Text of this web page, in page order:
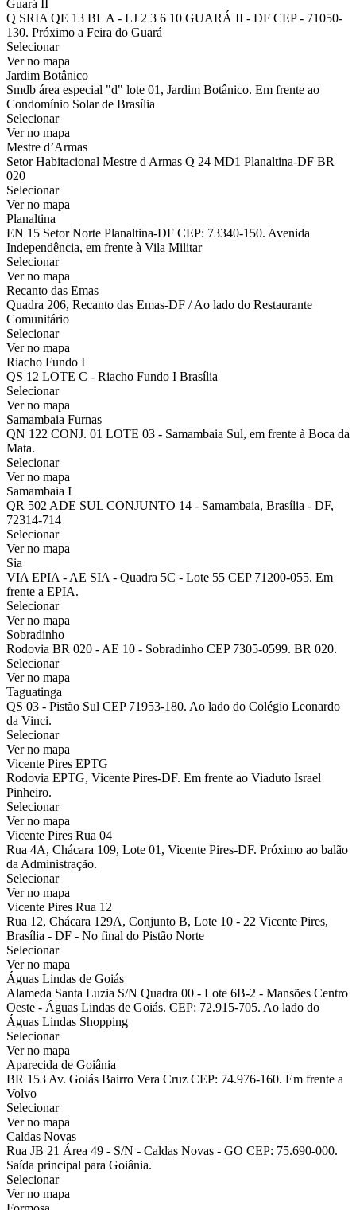
Guará II
Q SRIA QE 13 BL A - LJ 2 3 6 10 GUARÁ II - DF CEP - 71050-
130. Próximo a Feira do Guará
Selecionar
Ver no mapa
Jardim Botânico
Smdb área especial "d" lote 01, Jardim Botânico. Em frente ao
Condomínio Solar de Brasília
Selecionar
Ver no mapa
Mestre d’Armas
Setor Habitacional Mestre d Armas Q 24 MD1 Planaltina-DF BR
020
Selecionar
Ver no mapa
Planaltina
EN 15 Setor Norte Planaltina-DF CEP: 73340-150. Avenida
Independência, em frente à Vila Militar
Selecionar
Ver no mapa
Recanto das Emas
Quadra 206, Recanto das Emas-DF / Ao lado do Restaurante
Comunitário
Selecionar
Ver no mapa
Riacho Fundo I
QS 12 LOTE C - Riacho Fundo I Brasília
Selecionar
Ver no mapa
Samambaia Furnas
QN 122 CONJ. 01 LOTE 03 - Samambaia Sul, em frente à Boca da
Mata.
Selecionar
Ver no mapa
Samambaia I
QR 502 ADE SUL CONJUNTO 14 - Samambaia, Brasília - DF,
72314-714
Selecionar
Ver no mapa
Sia
VIA EPIA - AE SIA - Quadra 5C - Lote 55 CEP 71200-055. Em
frente a EPIA.
Selecionar
Ver no mapa
Sobradinho
Rodovia BR 020 - AE 10 - Sobradinho CEP 7305-0599. BR 020.
Selecionar
Ver no mapa
Taguatinga
QS 03 - Pistão Sul CEP 71953-180. Ao lado do Colégio Leonardo
da Vinci.
Selecionar
Ver no mapa
Vicente Pires EPTG
Rodovia EPTG, Vicente Pires-DF. Em frente ao Viaduto Israel
Pinheiro.
Selecionar
Ver no mapa
Vicente Pires Rua 04
Rua 4A, Chácara 109, Lote 01, Vicente Pires-DF. Próximo ao balão
da Administração.
Selecionar
Ver no mapa
Vicente Pires Rua 12
Rua 12, Chácara 129A, Conjunto B, Lote 10 - 22 Vicente Pires,
Brasília - DF - No final do Pistão Norte
Selecionar
Ver no mapa
Águas Lindas de Goiás
Alameda Santa Luzia S/N Quadra 00 - Lote 6B-2 - Mansões Centro
Oeste - Águas Lindas de Goiás. CEP: 72.915-705. Ao lado do
Águas Lindas Shopping
Selecionar
Ver no mapa
Aparecida de Goiânia
BR 153 Av. Goiás Bairro Vera Cruz CEP: 74.976-160. Em frente a
Volvo
Selecionar
Ver no mapa
Caldas Novas
Rua JB 21 Área 49 - S/N - Caldas Novas - GO CEP: 75.690-000.
Saída principal para Goiânia.
Selecionar
Ver no mapa